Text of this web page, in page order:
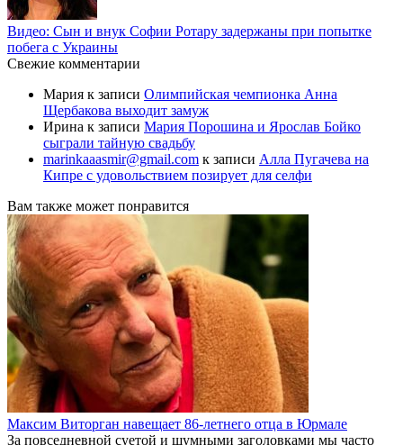
Видео: Сын и внук Софии Ротару задержаны при попытке
побега с Украины
Свежие комментарии
Мария к записи Олимпийская чемпионка Анна
Щербакова выходит замуж
Ирина к записи Мария Порошина и Ярослав Бойко
сыграли тайную свадьбу
marinkaaasmir@gmail.com к записи Алла Пугачева на
Кипре с удовольствием позирует для селфи
Вам также может понравится
Максим Виторган навещает 86-летнего отца в Юрмале
За повседневной суетой и шумными заголовками мы часто